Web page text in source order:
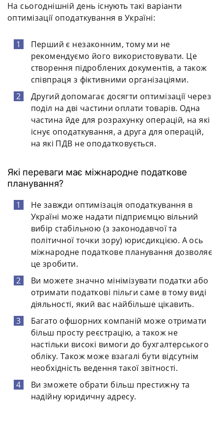
На сьогоднішній день існують такі варіанти
оптимізації оподаткування в Україні:
Перший є незаконним, тому ми не
рекомендуємо його використовувати. Це
створення підроблених документів, а також
співпраця з фіктивними організаціями.
Другий допомагає досягти оптимізації через
поділ на дві частини оплати товарів. Одна
частина йде для розрахунку операцій, на які
існує оподаткування, а друга для операцій,
на які ПДВ не оподатковується.
Які переваги має міжнародне податкове
планування?
Не завжди оптимізація оподаткування в
Україні може надати підприємцю вільний
вибір стабільною (з законодавчої та
політичної точки зору) юрисдикцією. А ось
міжнародне податкове планування дозволяє
це зробити.
Ви можете значно мінімізувати податки або
отримати податкові пільги саме в тому виді
діяльності, який вас найбільше цікавить.
Багато офшорних компаній може отримати
більш просту реєстрацію, а також не
настільки високі вимоги до бухгалтерського
обліку. Також може взагалі бути відсутнім
необхідність ведення такої звітності.
Ви зможете обрати більш престижну та
надійну юридичну адресу.